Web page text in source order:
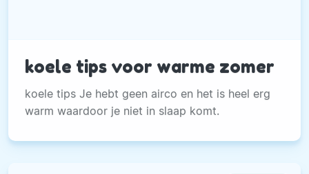
koele tips voor warme zomer
koele tips Je hebt geen airco en het is heel erg
warm waardoor je niet in slaap komt.